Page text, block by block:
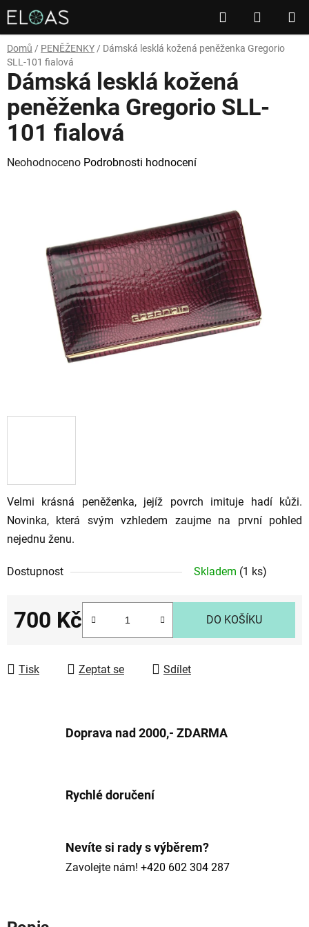
Přejít
na
obsah
Hledat
KOŠÍK
Domů / PENĚŽENKY / Dámská lesklá kožená peněženka Gregorio
SLL-101 fialová
Velmi krásná peněženka, jejíž povrch imituje hadí kůži.
Novinka, která svým vzhledem zaujme na první pohled
nejednu ženu.
Dostupnost Skladem (1 ks)
700 Kč DO KOŠÍKU
Tisk Zeptat se Sdílet
Dámská lesklá kožená
peněženka Gregorio SLL-
101 fialová
Průměrné
hvězdiček.
Neohodnoceno Podrobnosti hodnocení
Doprava nad 2000,- ZDARMA
Rychlé doručení
Nevíte si rady s výběrem?
Zavolejte nám! +420 602 304 287